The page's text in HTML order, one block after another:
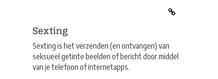
Sexting
Sexting is het verzenden (en ontvangen) van
seksueel getinte beelden of bericht door middel
van je telefoon of internetapps.